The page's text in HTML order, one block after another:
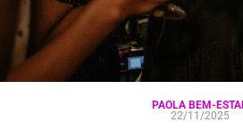
PAOLA BEM-
22/11/2025